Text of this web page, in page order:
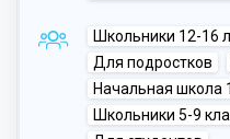
Школьники 12-16
Для подростков
Начальная школа
Школьники 5-9